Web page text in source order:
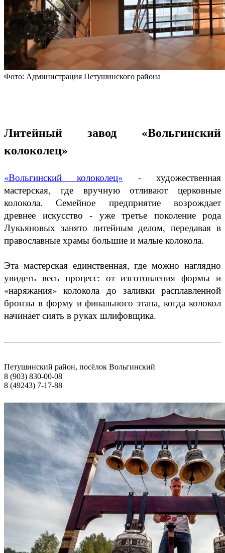
Фото: Администрация Петушинского района
Литейный завод «Вольгинский
колоколец»
«Вольгинский колоколец» - художественная
мастерская, где вручную отливают церковные
колокола. Семейное предприятие возрождает
древнее искусство - уже третье поколение рода
Лукьяновых занято литейным делом, передавая в
православные храмы большие и малые колокола.
Эта мастерская единственная, где можно наглядно
увидеть весь процесс: от изготовления формы и
«наряжания» колокола до заливки расплавленной
бронзы в форму и финального этапа, когда колокол
начинает сиять в руках шлифовщика.
Петушинский район, посёлок Вольгинский
8 (903) 830-00-08
8 (49243) 7-17-88